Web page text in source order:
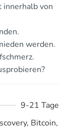
von
werden.
9-21 Tage
Bitcoin,